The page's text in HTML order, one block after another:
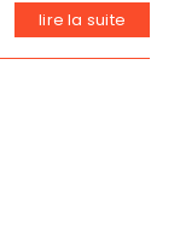
lire la suite